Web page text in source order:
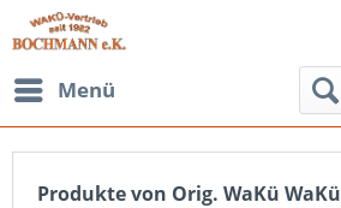
Menü
Produkte von Orig. WaKü WaKü